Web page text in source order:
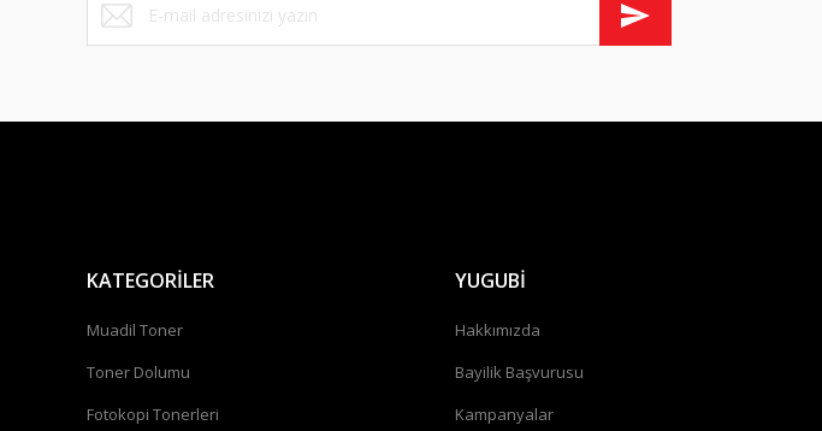
KATEGORİLER
Muadil Toner
Toner Dolumu
Fotokopi Tonerleri
YUGUBİ
Hakkımızda
Bayilik Başvurusu
Kampanyalar